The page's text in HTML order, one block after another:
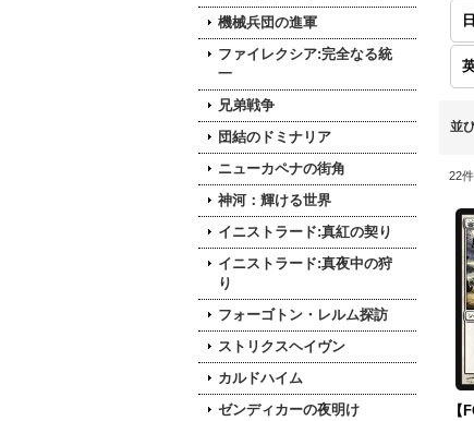
機械兵団の進軍
ファイレクシア:完全なる統
一
兄弟戦争
団結のドミナリア
ニューカペナの街角
神河：輝ける世界
イニストラード:真紅の契り
イニストラード:真夜中の狩
り
フォーゴトン・レルム探訪
ストリクスヘイヴン
カルドハイム
ゼンディカーの夜明け
並
22件
【